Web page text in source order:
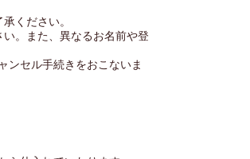
ください。
。また、異なるお名前や登
ンセル手続きをおこないま